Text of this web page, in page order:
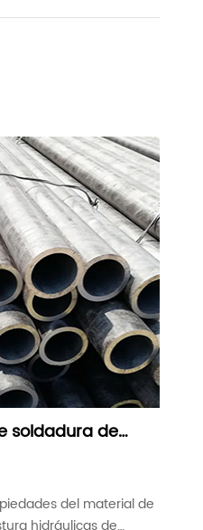
llama. Los parámetros
superficial, dureza
soldadura de
hidráulica
del material de
hidráulicas de